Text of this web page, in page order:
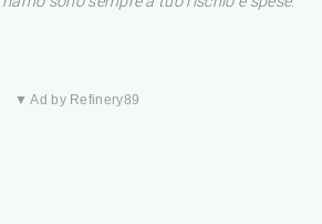
▼ Ad by Refinery89